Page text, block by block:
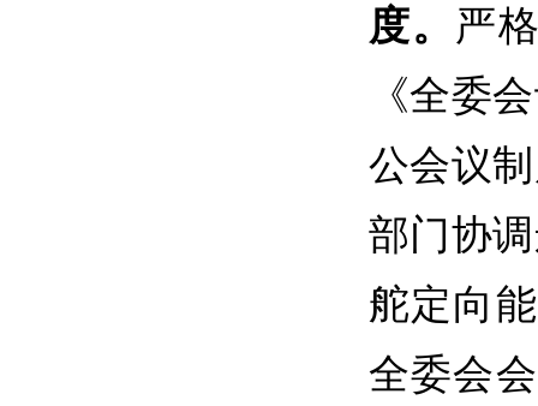
度。 严
《全委
公会议
部门协
舵定向
全委会